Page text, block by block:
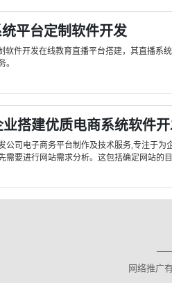
平台定制软件开发
软件开发在线教育直播平台搭建，其直播系
。
搭建优质电商系统软件
公司电子商务平台制作及技术服务,专注于
需要进行网站需求分析。这包括确定网站的
网络推广